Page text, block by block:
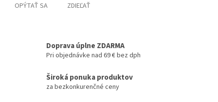
OPÝTAŤ SA ZDIEĽAŤ
Doprava úplne ZDARMA
Pri objednávke nad 69 € bez dph
Široká ponuka produktov
za bezkonkurenčné ceny